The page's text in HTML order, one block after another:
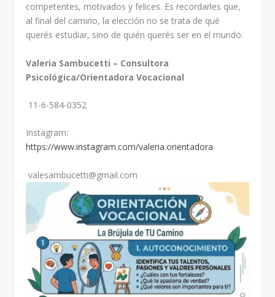
competentes, motivados y felices. Es recordarles que,
al final del camino, la elección no se trata de qué
querés estudiar, sino de quién querés ser en el mundo.
Valeria Sambucetti – Consultora
Psicológica/Orientadora Vocacional
11-6-584-0352
Instagram:
https://www.instagram.com/valeria.orientadora
valesambucetti@gmail.com